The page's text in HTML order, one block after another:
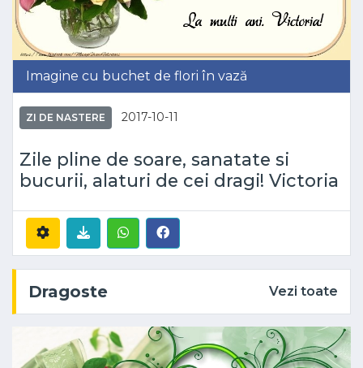
Imagine cu buchet de flori în vază
ZI DE NASTERE 2017-10-11
Zile pline de soare, sanatate si
bucurii, alaturi de cei dragi! Victoria
Dragoste Vezi toate